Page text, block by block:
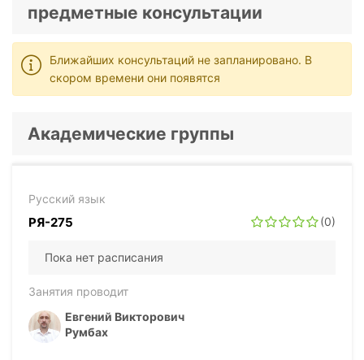
предметные консультации
Ближайших консультаций не запланировано. В
скором времени они появятся
Академические группы
Русский язык
РЯ-275 (0)
Пока нет расписания
Занятия проводит
Евгений Викторович
Румбах